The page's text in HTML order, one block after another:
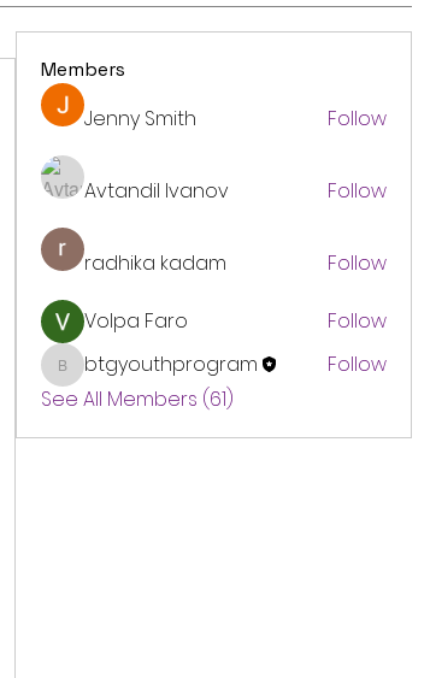
Members
Jenny Smith Follow
Avtandil Ivanov Follow
radhika kadam Follow
Volpa Faro Follow
btgyouthprogram
btgyouthprogram
Follow
See All Members (61)